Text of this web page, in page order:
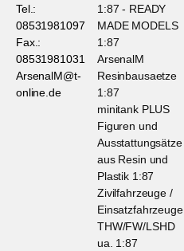
Tel.:
08531981097
Fax.:
08531981031
ArsenalM@t-
online.de
1:87 - READY
MADE MODELS
1:87
ArsenalM
Resinbausaetze
1:87
minitank PLUS
Figuren und
Ausstattungsätze
aus Resin und
Plastik 1:87
Zivilfahrzeuge /
Einsatzfahrzeuge
THW/FW/LSHD
ua. 1:87